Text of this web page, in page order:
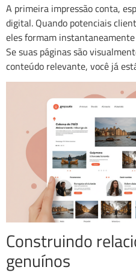
A primeira impressão conta,
digital. Quando potenciais
eles formam
Se suas páginas são
conteúdo relevante, você já
Construindo
genuínos